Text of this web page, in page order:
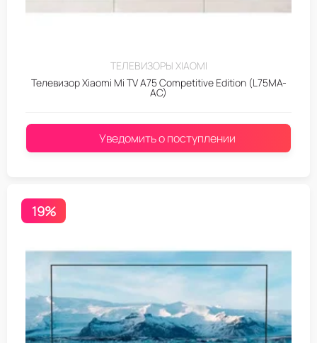
ТЕЛЕВИЗОРЫ XIAOMI
Телевизор Xiaomi Mi TV A75 Competitive Edition (L75MA-
AC)
Уведомить о поступлении
19%